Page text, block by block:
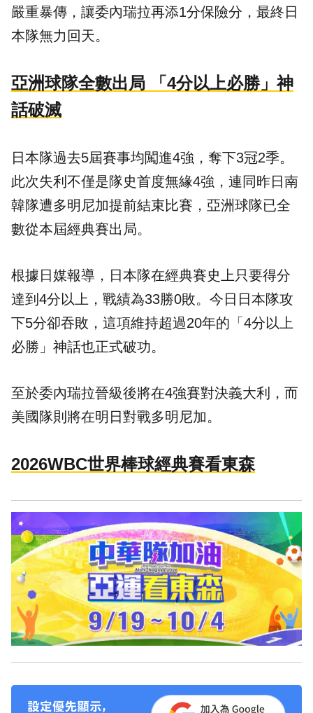
嚴重暴傳，讓委內瑞拉再添1分保險分，最終日
本隊無力回天。
亞洲球隊全數出局 「4分以上必勝」神
話破滅
日本隊過去5屆賽事均闖進4強，奪下3冠2季。
此次失利不僅是隊史首度無緣4強，連同昨日南
韓隊遭多明尼加提前結束比賽，亞洲球隊已全
數從本屆經典賽出局。
根據日媒報導，日本隊在經典賽史上只要得分
達到4分以上，戰績為33勝0敗。今日日本隊攻
下5分卻吞敗，這項維持超過20年的「4分以上
必勝」神話也正式破功。
至於委內瑞拉晉級後將在4強賽對決義大利，而
美國隊則將在明日對戰多明尼加。
2026WBC世界棒球經典賽看東森